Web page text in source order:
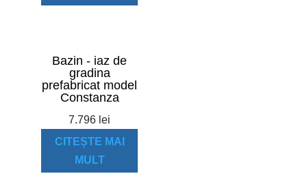
Bazin - iaz de
gradina
prefabricat model
Constanza
7.796 lei
CITEȘTE MAI
MULT